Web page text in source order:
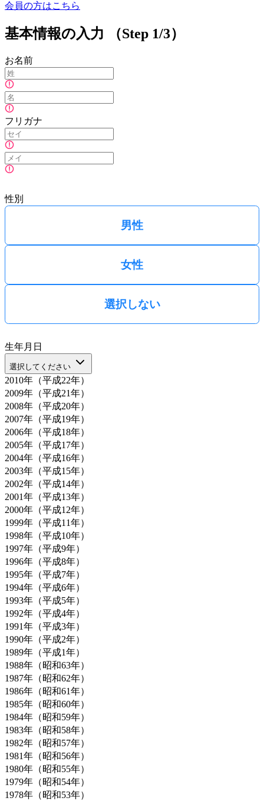
会員の方はこちら
基本情報の入力 （Step 1/3）
お名前
フリガナ
性別
男性
女性
選択しない
生年月日
選択してください
2010年（平成22年）
2009年（平成21年）
2008年（平成20年）
2007年（平成19年）
2006年（平成18年）
2005年（平成17年）
2004年（平成16年）
2003年（平成15年）
2002年（平成14年）
2001年（平成13年）
2000年（平成12年）
1999年（平成11年）
1998年（平成10年）
1997年（平成9年）
1996年（平成8年）
1995年（平成7年）
1994年（平成6年）
1993年（平成5年）
1992年（平成4年）
1991年（平成3年）
1990年（平成2年）
1989年（平成1年）
1988年（昭和63年）
1987年（昭和62年）
1986年（昭和61年）
1985年（昭和60年）
1984年（昭和59年）
1983年（昭和58年）
1982年（昭和57年）
1981年（昭和56年）
1980年（昭和55年）
1979年（昭和54年）
1978年（昭和53年）